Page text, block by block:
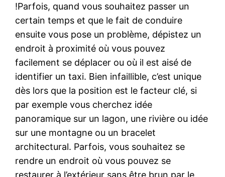
!Parfois, quand vous souhaitez passer un
certain temps et que le fait de conduire
ensuite vous pose un problème, dépistez un
endroit à proximité où vous pouvez
facilement se déplacer ou où il est aisé de
identifier un taxi. Bien infaillible, c’est unique
dès lors que la position est le facteur clé, si
par exemple vous cherchez idée
panoramique sur un lagon, une rivière ou idée
sur une montagne ou un bracelet
architectural. Parfois, vous souhaitez se
rendre un endroit où vous pouvez se
restaurer à l’extérieur sans être brun par le